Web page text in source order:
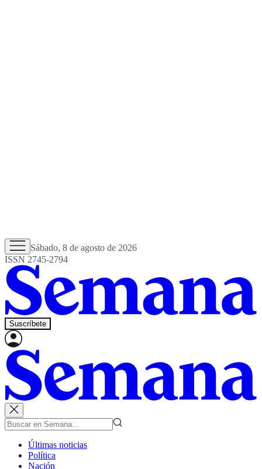
Sábado, 8 de agosto de 2026
ISSN 2745-2794
Suscríbete
Últimas noticias
Política
Nación